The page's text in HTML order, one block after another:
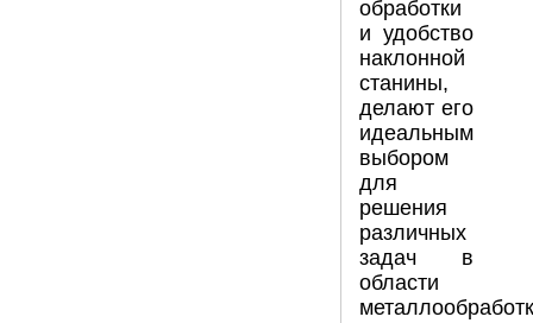
обработки
и удобство
наклонной
станины,
делают его
идеальным
выбором
для
решения
различных
задач в
области